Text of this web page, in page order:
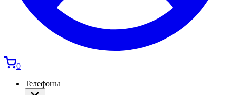
0
Телефоны